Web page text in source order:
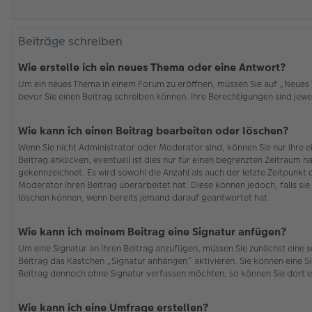
Beiträge schreiben
Wie erstelle ich ein neues Thema oder eine Antwort?
Um ein neues Thema in einem Forum zu eröffnen, müssen Sie auf
bevor Sie einen Beitrag schreiben können. Ihre Berechtigungen sind
Wie kann ich einen Beitrag bearbeiten oder löschen?
Wenn Sie nicht Administrator oder Moderator sind, können Sie nur
Beitrag anklicken; eventuell ist dies nur für einen begrenzten Zeitraum
gekennzeichnet. Es wird sowohl die Anzahl als auch der letzte
Moderator Ihren Beitrag überarbeitet hat. Diese können jedoch, falls
löschen können, wenn bereits jemand darauf geantwortet hat.
Wie kann ich meinem Beitrag eine Signatur anfügen?
Um eine Signatur an Ihren Beitrag anzufügen, müssen Sie zunächst
Beitrag das Kästchen „Signatur anhängen“ aktivieren. Sie können eine
Beitrag dennoch ohne Signatur verfassen möchten, so können Sie
Wie kann ich eine Umfrage erstellen?